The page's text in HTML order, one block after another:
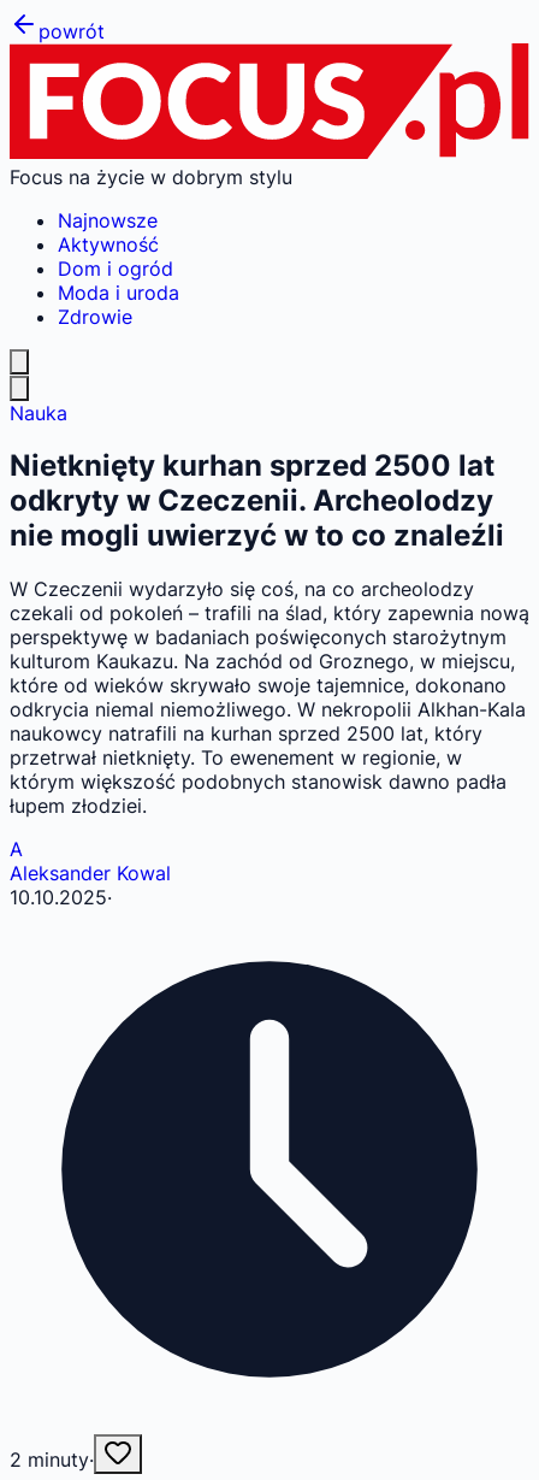
powrót
Focus na życie w dobrym stylu
Najnowsze
Aktywność
Dom i ogród
Moda i uroda
Zdrowie
Nauka
Nietknięty kurhan sprzed 2500 lat
odkryty w Czeczenii. Archeolodzy
nie mogli uwierzyć w to co znaleźli
W Czeczenii wydarzyło się coś, na co archeolodzy
czekali od pokoleń – trafili na ślad, który zapewnia nową
perspektywę w badaniach poświęconych starożytnym
kulturom Kaukazu. Na zachód od Groznego, w miejscu,
które od wieków skrywało swoje tajemnice, dokonano
odkrycia niemal niemożliwego. W nekropolii Alkhan-Kala
naukowcy natrafili na kurhan sprzed 2500 lat, który
przetrwał nietknięty. To ewenement w regionie, w
którym większość podobnych stanowisk dawno padła
łupem złodziei.
A
Aleksander Kowal
10.10.2025·
2 minuty·